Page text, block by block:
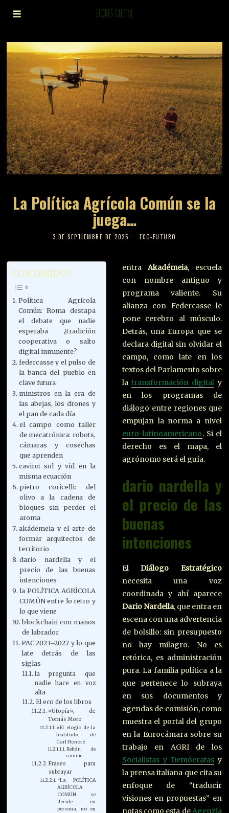
FLORES ONLINE
La Política Agrícola Común se la
juega…
3 DE SEPTIEMBRE DE 2025 ECO-FUTURO
CONTENIDOS
Política Agrícola
Común: Roma destapa
el debate que nadie
esperaba ¿tradición
cooperativa o salto
digital inminente?
federcasse y el pulso de
la banca del pueblo en
clave futura
ministros en la era de
las abejas, los drones y
el pan de cada día
el campo como taller
de mecatrónica: robots,
cámaras y cosechas
que aprenden
caviro: sol y vid en la
misma ecuación
pietro coricelli: del
olivo a la cadena de
bloques sin perder el
aroma
akádemeia y el arte de
formar arquitectos de
territorio
dario nardella y el
precio de las buenas
intenciones
la POLÍTICA AGRÍCOLA
COMÚN entre lo retro y
lo que viene
blockchain con manos
de labrador
PAC 2023–2027 y lo que
late detrás de las
siglas
la pregunta que
nadie hace en voz
alta
El eco de los libros
«Utopía», de
Tomás Moro
«El elogio de la
lentitud», de
Carl Honoré
Refrán de
camino
Frases para
subrayar
“La POLÍTICA
AGRÍCOLA
COMÚN se
decide en
persona, no en
entra Akadémeia, escuela
con nombre antiguo y
programa valiente. Su
alianza con Federcasse le
pone cerebro al músculo.
Detrás, una Europa que se
declara digital sin olvidar el
campo, como late en los
textos del Parlamento sobre
la transformación digitaly
en los programas de
diálogo entre regiones que
empujan la norma a nivel
euro-latinoamericano. Si el
derecho es el mapa, el
agrónomo será el guía.
dario nardella y
el precio de las
buenas
intenciones
El Diálogo Estratégico
necesita una voz
coordinada y ahí aparece
Dario Nardella, que entra en
escena con una advertencia
de bolsillo: sin presupuesto
no hay milagro. No es
retórica, es administración
pura. La familia política a la
que pertenece lo subraya
en sus documentos y
agendas de comisión, como
muestra el portal del grupo
en la Eurocámara sobre su
trabajo en AGRI de los
Socialistas y Demócratasy
la prensa italiana que cita su
enfoque de “traducir
visiones en propuestas” en
notas como esta deAgenzia